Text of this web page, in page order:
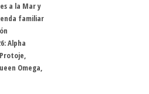
a la Mar y
familiar
Alpha
Omega,